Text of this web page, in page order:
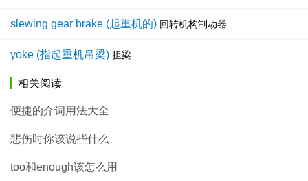
slewing gear brake (起重机的) 回转机构制动器
yoke (指起重机吊梁) 担梁
相关阅读
便捷的介词用法大全
悲伤时你该说些什么
too和enough该怎么用